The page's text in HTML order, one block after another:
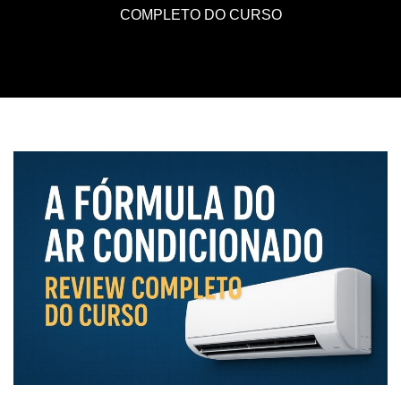
COMPLETO DO CURSO